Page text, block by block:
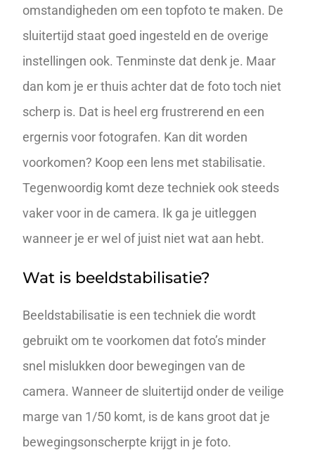
omstandigheden om een topfoto te maken. De
sluitertijd staat goed ingesteld en de overige
instellingen ook. Tenminste dat denk je. Maar
dan kom je er thuis achter dat de foto toch niet
scherp is. Dat is heel erg frustrerend en een
ergernis voor fotografen. Kan dit worden
voorkomen? Koop een lens met stabilisatie.
Tegenwoordig komt deze techniek ook steeds
vaker voor in de camera. Ik ga je uitleggen
wanneer je er wel of juist niet wat aan hebt.
Wat is beeldstabilisatie?
Beeldstabilisatie is een techniek die wordt
gebruikt om te voorkomen dat foto’s minder
snel mislukken door bewegingen van de
camera. Wanneer de sluitertijd onder de veilige
marge van 1/50 komt, is de kans groot dat je
bewegingsonscherpte krijgt in je foto.